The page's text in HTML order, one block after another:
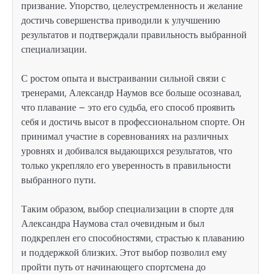
призвание. Упорство, целеустремленность и желание
достичь совершенства приводили к улучшению
результатов и подтверждали правильность выбранной
специализации.
С ростом опыта и выстраивании сильной связи с
тренерами, Александр Наумов все больше осознавал,
что плавание – это его судьба, его способ проявить
себя и достичь высот в профессиональном спорте. Он
принимал участие в соревнованиях на различных
уровнях и добивался выдающихся результатов, что
только укрепляло его уверенность в правильности
выбранного пути.
Таким образом, выбор специализации в спорте для
Александра Наумова стал очевидным и был
подкреплен его способностями, страстью к плаванию
и поддержкой близких. Этот выбор позволил ему
пройти путь от начинающего спортсмена до